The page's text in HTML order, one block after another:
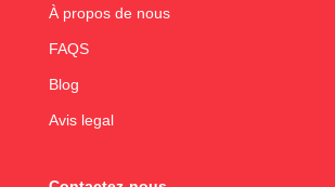
À propos de nous
FAQS
Blog
Avis legal